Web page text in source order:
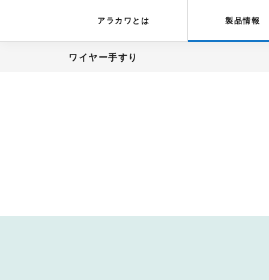
アラカワとは 製品情報
ワイヤー手すり